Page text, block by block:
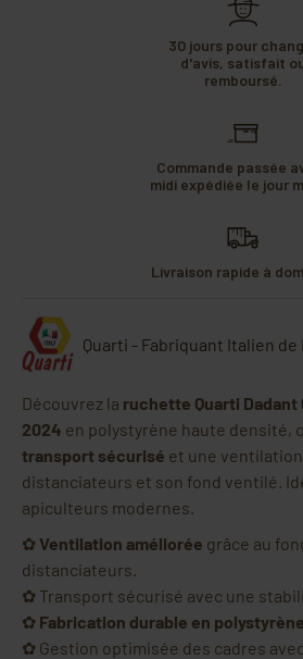
30 jours pour
d'avis, satisfait
remboursé.
Commande passée
midi expédiée le jour
Livraison rapide à
Quarti - Fabriquant Italien
Découvrez la ruchette Quarti Dadant
2024 en polystyrène haute densité,
transport sécurisé et une
distanciateurs et son fond ventilé.
apiculteurs modernes.
✿ Ventilation améliorée grâce au
distanciateurs.
✿ Transport sécurisé avec une
✿ Fabrication durable en
✿ Gestion optimisée des cadres